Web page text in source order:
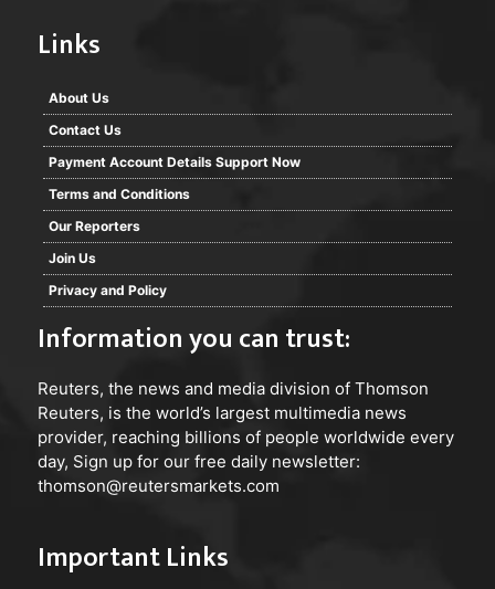
Links
About Us
Contact Us
Payment Account Details Support Now
Terms and Conditions
Our Reporters
Join Us
Privacy and Policy
Information you can trust:
Reuters, the news and media division of Thomson
Reuters, is the world’s largest multimedia news
provider, reaching billions of people worldwide every
day, Sign up for our free daily newsletter:
thomson@reutersmarkets.com
Important Links